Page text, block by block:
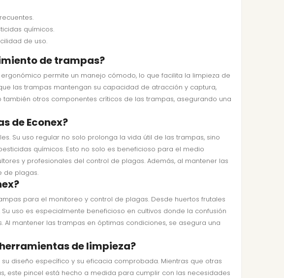
químicos.
de uso.
de trampas?
permite un manejo cómodo, lo que facilita la limpieza de
las trampas mantengan su capacidad de atracción y captura,
otros componentes críticos de las trampas, asegurando una
de Econex?
Su uso regular no solo prolonga la vida útil de las trampas, sino
químicos. Esto no solo es beneficioso para el medio
y profesionales del control de plagas. Además, al mantener las
de plagas.
para el monitoreo y control de plagas. Desde huertos frutales
uso es especialmente beneficioso en cultivos donde la confusión
mantener las trampas en óptimas condiciones, se asegura una
de limpieza?
diseño específico y su eficacia comprobada. Mientras que otras
este pincel está hecho a medida para cumplir con las necesidades